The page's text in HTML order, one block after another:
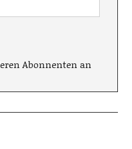
Abonnenten an